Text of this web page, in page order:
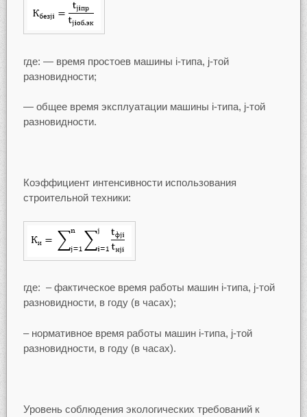
где: — время простоев машины i-типа, j-той
разновидности;
— общее время эксплуатации машины i-типа, j-той
разновидности.
Коэффициент интенсивности использования
строительной техники:
где: – фактическое время работы машин i-типа, j-той
разновидности, в году (в часах);
– нормативное время работы машин i-типа, j-той
разновидности, в году (в часах).
Уровень соблюдения экологических требований к